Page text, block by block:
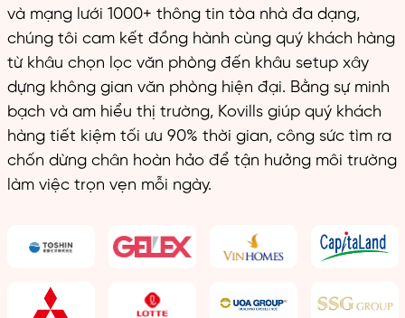
và mạng lưới 1000+ thông tin tòa nhà đa dạng,
chúng tôi cam kết đồng hành cùng quý khách hàng
từ khâu chọn lọc văn phòng đến khâu setup xây
dựng không gian văn phòng hiện đại. Bằng sự minh
bạch và am hiểu thị trường, Kovills giúp quý khách
hàng tiết kiệm tối ưu 90% thời gian, công sức tìm ra
chốn dừng chân hoàn hảo để tận hưởng môi trường
làm việc trọn vẹn mỗi ngày.